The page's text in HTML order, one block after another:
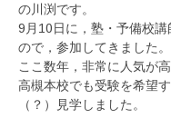
の川渕です。
9月10日に，塾・予備校
ので，参加してきました。
ここ数年，非常に人気が
高槻本校でも受験を希望
（？）見学しました。